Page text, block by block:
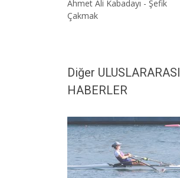
Ahmet Ali Kabadayı - Şefik
Çakmak
Diğer ULUSLARARASI
HABERLER